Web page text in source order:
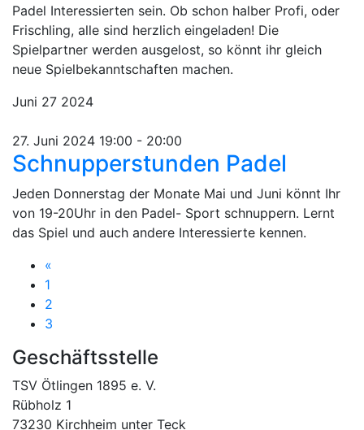
Padel Interessierten sein. Ob schon halber Profi, oder
Frischling, alle sind herzlich eingeladen! Die
Spielpartner werden ausgelost, so könnt ihr gleich
neue Spielbekanntschaften machen.
Juni 27 2024
27. Juni 2024 19:00 - 20:00
Schnupperstunden Padel
Jeden Donnerstag der Monate Mai und Juni könnt Ihr
von 19-20Uhr in den Padel- Sport schnuppern. Lernt
das Spiel und auch andere Interessierte kennen.
«
1
2
3
Geschäftsstelle
TSV Ötlingen 1895 e. V.
Rübholz 1
73230 Kirchheim unter Teck